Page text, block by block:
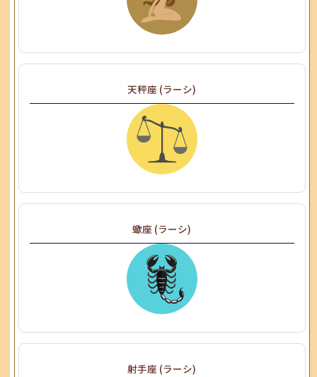
天秤座 (ラーシ)
蠍座 (ラーシ)
射手座 (ラーシ)